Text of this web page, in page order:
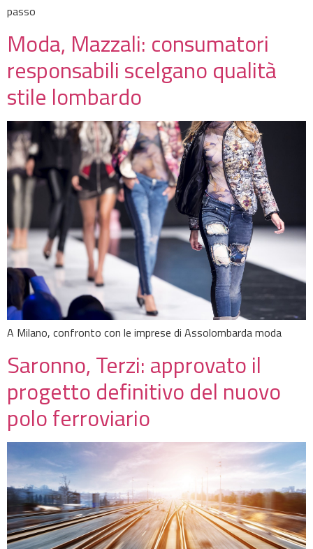
passo
Moda, Mazzali: consumatori
responsabili scelgano qualità
stile lombardo
A Milano, confronto con le imprese di Assolombarda moda
Saronno, Terzi: approvato il
progetto definitivo del nuovo
polo ferroviario